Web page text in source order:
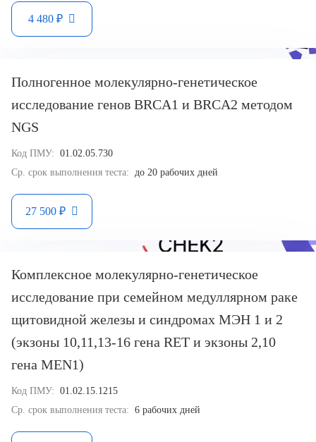
4 480 ₽
Полногенное молекулярно-генетическое
исследование генов BRCA1 и BRCA2 методом
NGS
Код ПМУ: 01.02.05.730
Ср. срок выполнения теста: до 20 рабочих дней
27 500 ₽
Комплексное молекулярно-генетическое
исследование при семейном медуллярном раке
щитовидной железы и синдромах МЭН 1 и 2
(экзоны 10,11,13-16 гена RET и экзоны 2,10
гена MEN1)
Код ПМУ: 01.02.15.1215
Ср. срок выполнения теста: 6 рабочих дней